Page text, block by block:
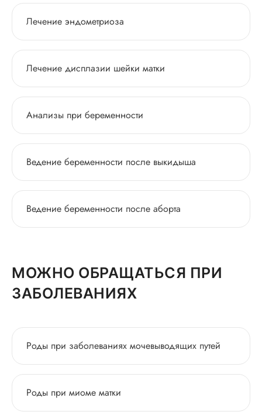
Лечение эндометриоза
Лечение дисплазии шейки матки
Анализы при беременности
Ведение беременности после выкидыша
Ведение беременности после аборта
МОЖНО ОБРАЩАТЬСЯ ПРИ
ЗАБОЛЕВАНИЯХ
Роды при заболеваниях мочевыводящих путей
Роды при миоме матки